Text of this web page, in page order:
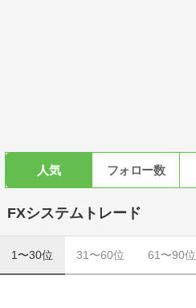
人気 フォロー数
FXシステムトレード
1〜30位 31〜60位 61〜90位